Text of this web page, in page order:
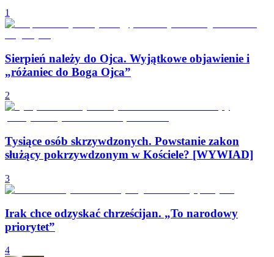
1
Sierpień należy do Ojca. Wyjątkowe objawienie i
„różaniec do Boga Ojca”
2
Tysiące osób skrzywdzonych. Powstanie zakon
służący pokrzywdzonym w Kościele? [WYWIAD]
3
Irak chce odzyskać chrześcijan. „To narodowy
priorytet”
4